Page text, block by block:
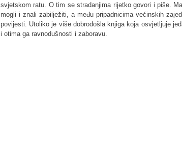
svjetskom ratu. O tim se stradanjima rijetko govori i piše.
mogli i znali zabilježiti, a među pripadnicima većinskih
povijesti. Utoliko je više dobrodošla knjiga koja osvjetljuje
i otima ga ravnodušnosti i zaboravu.